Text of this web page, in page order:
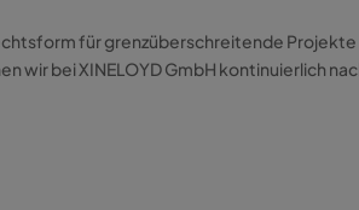
für grenzüberschreitende Projekte
wir bei XINELOYD GmbH kontinuierlich